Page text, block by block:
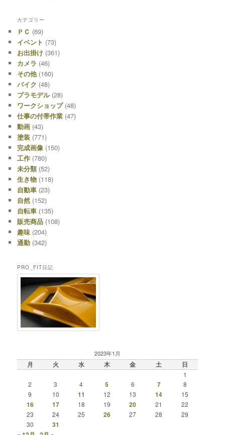
カテゴリー
ＰＣ (69)
イベント (73)
お出掛け (361)
カメラ (46)
その他(160)
バイク (48)
プラモデル(28)
ワークショップ(48)
仕事の付帯作業 (47)
動画 (43)
塗装 (771)
完成画像 (150)
工作 (780)
未分類(52)
生き物 (118)
自動車 (23)
自然 (152)
自転車 (135)
販売商品 (108)
趣味 (204)
通勤 (342)
PRO_FIT日記
2023年1月
月 火 水 木 金 土 日
1
2
3 4 5 6 7
8
9
10 11 12 13 14 15
16 17 18 19 20 21
22
23
24 25 26 27 28
29
30
31